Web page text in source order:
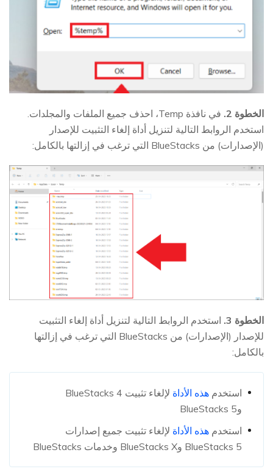
الخطوة 2.
في نافذة Temp، احذف جميع الملفات والمجلدات.
استخدم الروابط التالية لتنزيل أداة إلغاء التثبيت للإصدار
(الإصدارات) من BlueStacks التي ترغب في إزالتها بالكامل:
الخطوة 3.
استخدم الروابط التالية لتنزيل أداة إلغاء التثبيت
للإصدار (الإصدارات) من BlueStacks التي ترغب في إزالتها
بالكامل:
استخدم هذه الأداة
لإلغاء تثبيت BlueStacks 4
وBlueStacks 5
استخدم هذه الأداة لإلغاء تثبيت جميع إصدارات
BlueStacks 5 وBlueStacks X وخدمات BlueStacks